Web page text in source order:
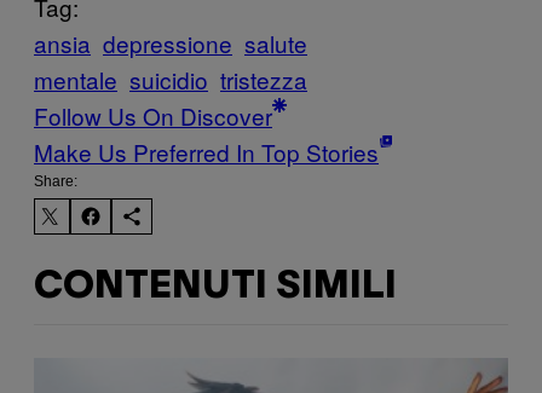
ansia depressione salute
mentale suicidio tristezza
Follow Us On Discover
Make Us Preferred In Top Stories
Share:
CONTENUTI SIMILI